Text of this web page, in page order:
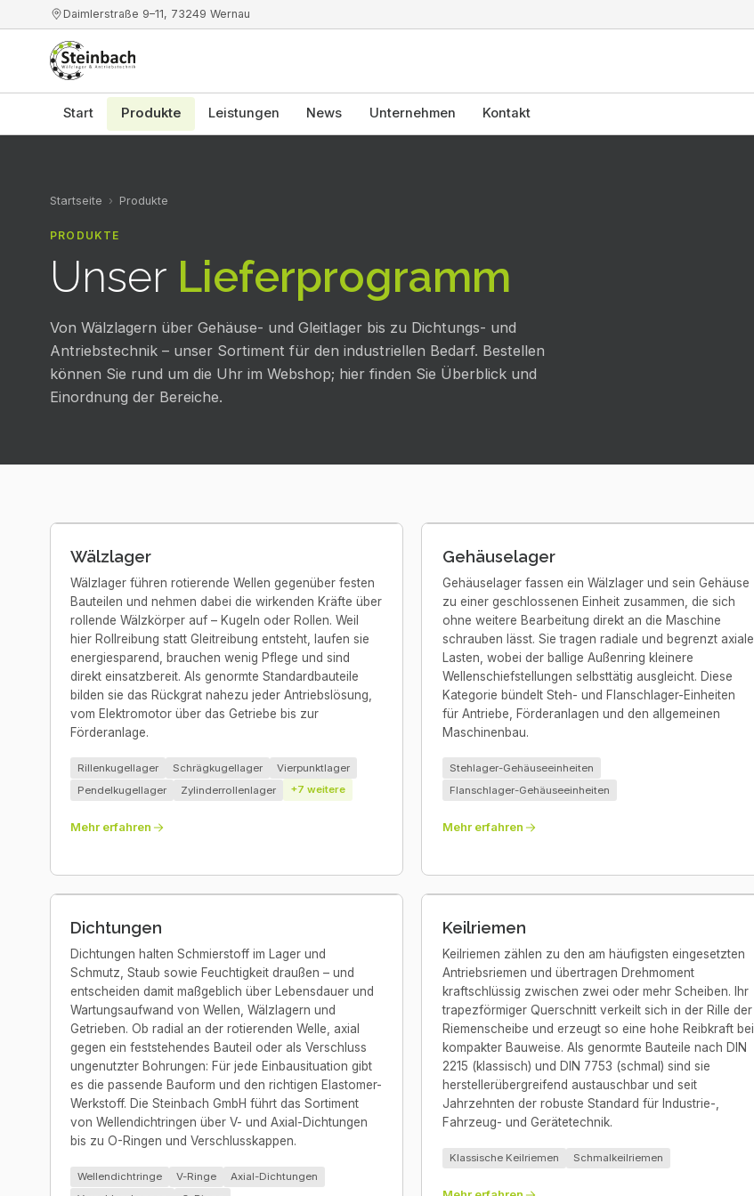
Daimlerstraße 9–11, 73249 Wernau
Start Produkte Leistungen News Unternehmen Kontakt
Startseite › Produkte
PRODUKTE
Unser Lieferprogramm
Von Wälzlagern über Gehäuse- und Gleitlager bis zu Dichtungs- und
Antriebstechnik – unser Sortiment für den industriellen Bedarf. Bestellen
können Sie rund um die Uhr im Webshop; hier finden Sie Überblick und
Einordnung der Bereiche.
Wälzlager
Wälzlager führen rotierende Wellen gegenüber festen
Bauteilen und nehmen dabei die wirkenden Kräfte über
rollende Wälzkörper auf – Kugeln oder Rollen. Weil
hier Rollreibung statt Gleitreibung entsteht, laufen sie
energiesparend, brauchen wenig Pflege und sind
direkt einsatzbereit. Als genormte Standardbauteile
bilden sie das Rückgrat nahezu jeder Antriebslösung,
vom Elektromotor über das Getriebe bis zur
Förderanlage.
Rillenkugellager Schrägkugellager
Vierpunktlager
Pendelkugellager
Zylinderrollenlager +7 weitere
Mehr erfahren
Gehäuselager
Gehäuselager fassen ein Wälzlager und sein Gehäuse
zu einer geschlossenen Einheit zusammen, die sich
ohne weitere Bearbeitung direkt an die Maschine
schrauben lässt. Sie tragen radiale und begrenzt axiale
Lasten, wobei der ballige Außenring kleinere
Wellenschiefstellungen selbsttätig ausgleicht. Diese
Kategorie bündelt Steh- und Flanschlager-Einheiten
für Antriebe, Förderanlagen und den allgemeinen
Maschinenbau.
Stehlager-Gehäuseeinheiten
Flanschlager-Gehäuseeinheiten
Mehr erfahren
Dichtungen
Dichtungen halten Schmierstoff im Lager und
Schmutz, Staub sowie Feuchtigkeit draußen – und
entscheiden damit maßgeblich über Lebensdauer und
Wartungsaufwand von Wellen, Wälzlagern und
Getrieben. Ob radial an der rotierenden Welle, axial
gegen ein feststehendes Bauteil oder als Verschluss
ungenutzter Bohrungen: Für jede Einbausituation gibt
es die passende Bauform und den richtigen Elastomer-
Werkstoff. Die Steinbach GmbH führt das Sortiment
von Wellendichtringen über V- und Axial-Dichtungen
bis zu O-Ringen und Verschlusskappen.
Wellendichtringe V-Ringe
Axial-Dichtungen
Keilriemen
Keilriemen zählen zu den am häufigsten eingesetzten
Antriebsriemen und übertragen Drehmoment
kraftschlüssig zwischen zwei oder mehr Scheiben. Ihr
trapezförmiger Querschnitt verkeilt sich in der Rille der
Riemenscheibe und erzeugt so eine hohe Reibkraft bei
kompakter Bauweise. Als genormte Bauteile nach DIN
2215 (klassisch) und DIN 7753 (schmal) sind sie
herstellerübergreifend austauschbar und seit
Jahrzehnten der robuste Standard für Industrie-,
Fahrzeug- und Gerätetechnik.
Klassische Keilriemen Schmalkeilriemen